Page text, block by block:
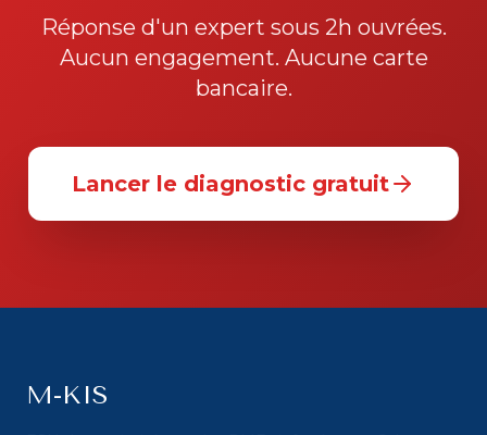
Réponse d'un expert sous 2h ouvrées.
Aucun engagement. Aucune carte
bancaire.
Lancer le diagnostic gratuit
M-KIS